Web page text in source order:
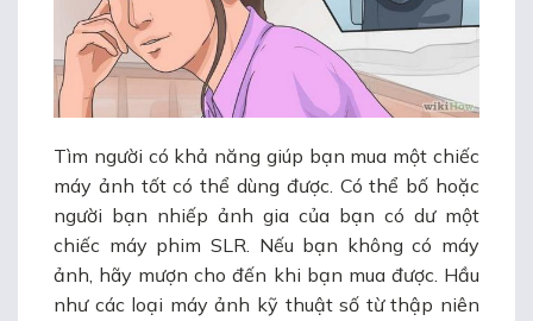
Tìm người có khả năng giúp bạn mua một chiếc
máy ảnh tốt có thể dùng được. Có thể bố hoặc
người bạn nhiếp ảnh gia của bạn có dư một
chiếc máy phim SLR. Nếu bạn không có máy
ảnh, hãy mượn cho đến khi bạn mua được. Hầu
như các loại máy ảnh kỹ thuật số từ thập niên